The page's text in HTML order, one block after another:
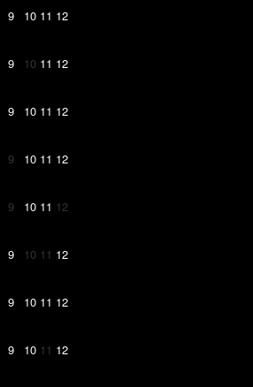
9 10 11 12
9 10 11 12
9 10 11 12
9 10 11 12
9 10 11 12
9 10 11 12
9 10 11 12
9 10 11 12